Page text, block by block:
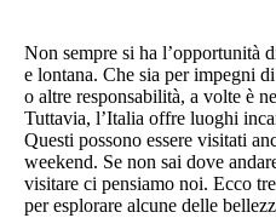
Non sempre si ha l’opportunità
e lontana. Che sia per impegni
o altre responsabilità, a volte è
Tuttavia, l’Italia offre luoghi
Questi possono essere visitati
weekend. Se non sai dove
visitare ci pensiamo noi. Ecco
per esplorare alcune delle